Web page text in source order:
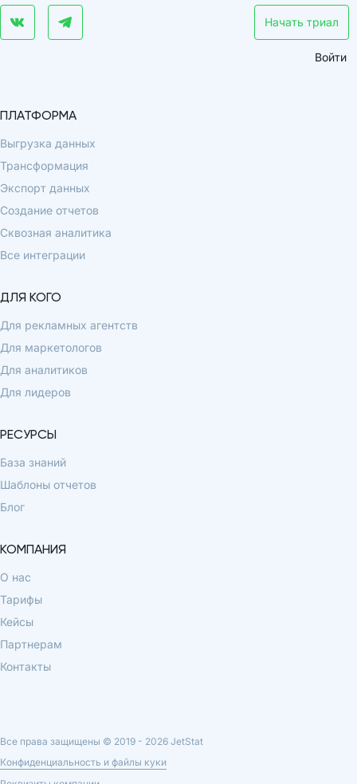
Начать триал
Войти
ПЛАТФОРМА
Выгрузка данных
Трансформация
Экспорт данных
Создание отчетов
Сквозная аналитика
Все интеграции
ДЛЯ КОГО
Для рекламных агентств
Для маркетологов
Для аналитиков
Для лидеров
РЕСУРСЫ
База знаний
Шаблоны отчетов
Блог
КОМПАНИЯ
О нас
Тарифы
Кейсы
Партнерам
Контакты
Все права защищены © 2019 - 2026 JetStat
Конфиденциальность и файлы куки